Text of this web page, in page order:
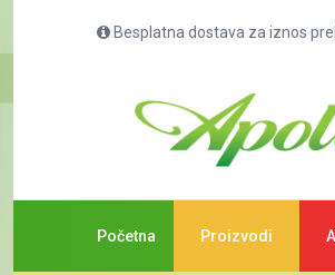
Besplatna dostava za iznos
Početna Proizvodi